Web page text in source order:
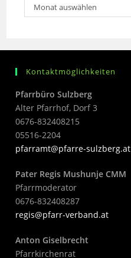
Monat auswählen
Kontaktmöglichkeiten
Pfarrbüro Sulzberg
Alter Pfarrhof, Dorf 3
0676-832408215
05516-2204
pfarramt@pfarre-sulzberg.at
Pater Regis Mushunje CMM
Pfarrmoderator
0676-832408287
regis@pfarr-verband.at
Anton Giselbrecht
Pfarrkirchenrat